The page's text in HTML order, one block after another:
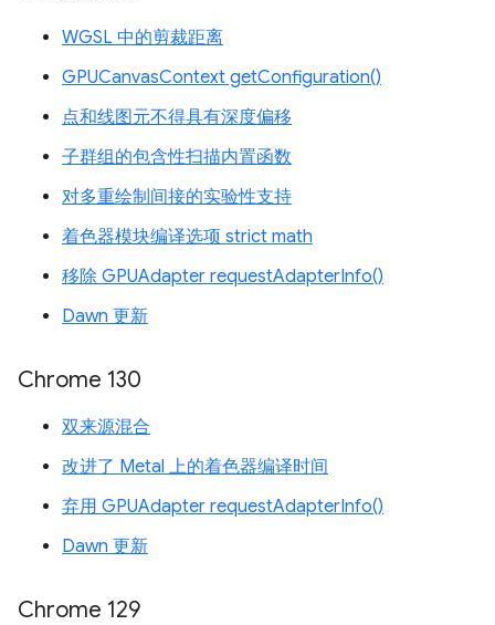
WGSL 中的剪裁距离
GPUCanvasContext getConfiguration()
点和线图元不得具有深度偏移
子群组的包含性扫描内置函数
对多重绘制间接的实验性支持
着色器模块编译选项 strict math
移除 GPUAdapter requestAdapterInfo()
Dawn 更新
Chrome 130
双来源混合
改进了 Metal 上的着色器编译时间
弃用 GPUAdapter requestAdapterInfo()
Dawn 更新
Chrome 129